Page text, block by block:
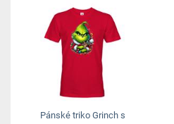
Pánské triko Grinch s